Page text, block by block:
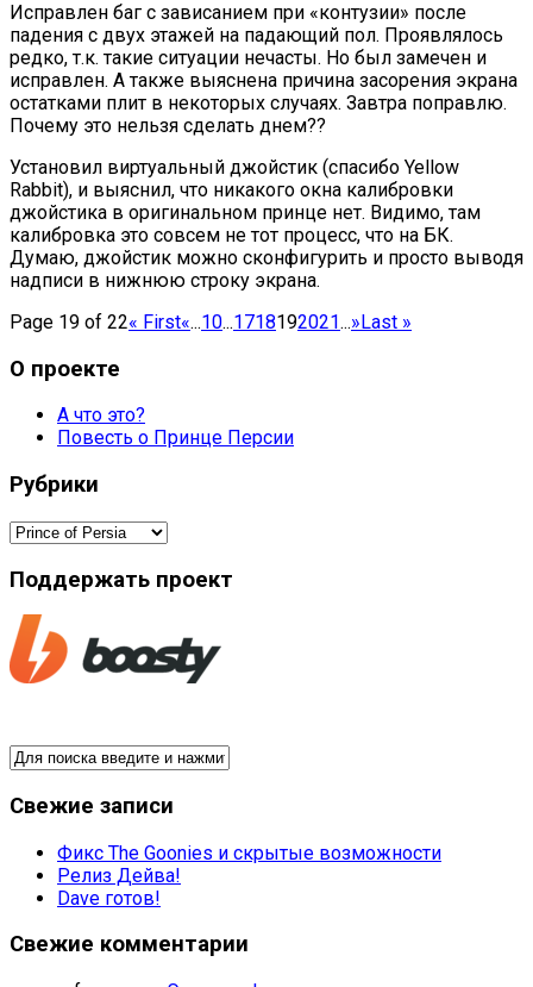
Исправлен баг с зависанием при «контузии» после
падения с двух этажей на падающий пол. Проявлялось
редко, т.к. такие ситуации нечасты. Но был замечен и
исправлен. А также выяснена причина засорения экрана
остатками плит в некоторых случаях. Завтра поправлю.
Почему это нельзя сделать днем??
Установил виртуальный джойстик (спасибо Yellow
Rabbit), и выяснил, что никакого окна калибровки
джойстика в оригинальном принце нет. Видимо, там
калибровка это совсем не тот процесс, что на БК.
Думаю, джойстик можно сконфигурить и просто выводя
надписи в нижнюю строку экрана.
Page 19 of 22« First«...10...1718192021...»Last »
О проекте
А что это?
Повесть о Принце Персии
Рубрики
Рубрики
Поддержать проект
Свежие записи
Фикс The Goonies и скрытые возможности
Релиз Дейва!
Dave готов!
Свежие комментарии